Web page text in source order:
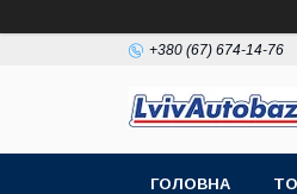
+380 (67) 674-14-76
ГОЛОВНА